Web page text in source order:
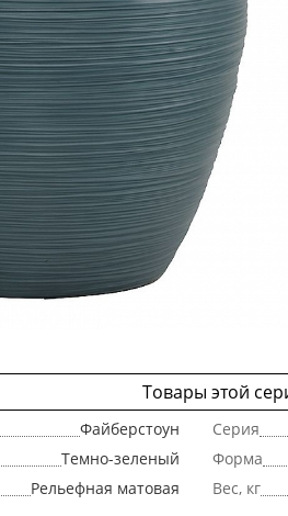
Товары этой
Файберстоун Серия
Темно-зеленый Форма
Рельефная матовая Вес, кг